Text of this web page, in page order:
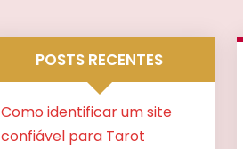
POSTS RECENTES
Como identificar um site
confiável para Tarot